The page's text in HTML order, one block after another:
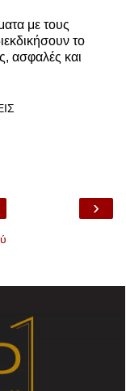
με τους
το
ασφαλές και
›